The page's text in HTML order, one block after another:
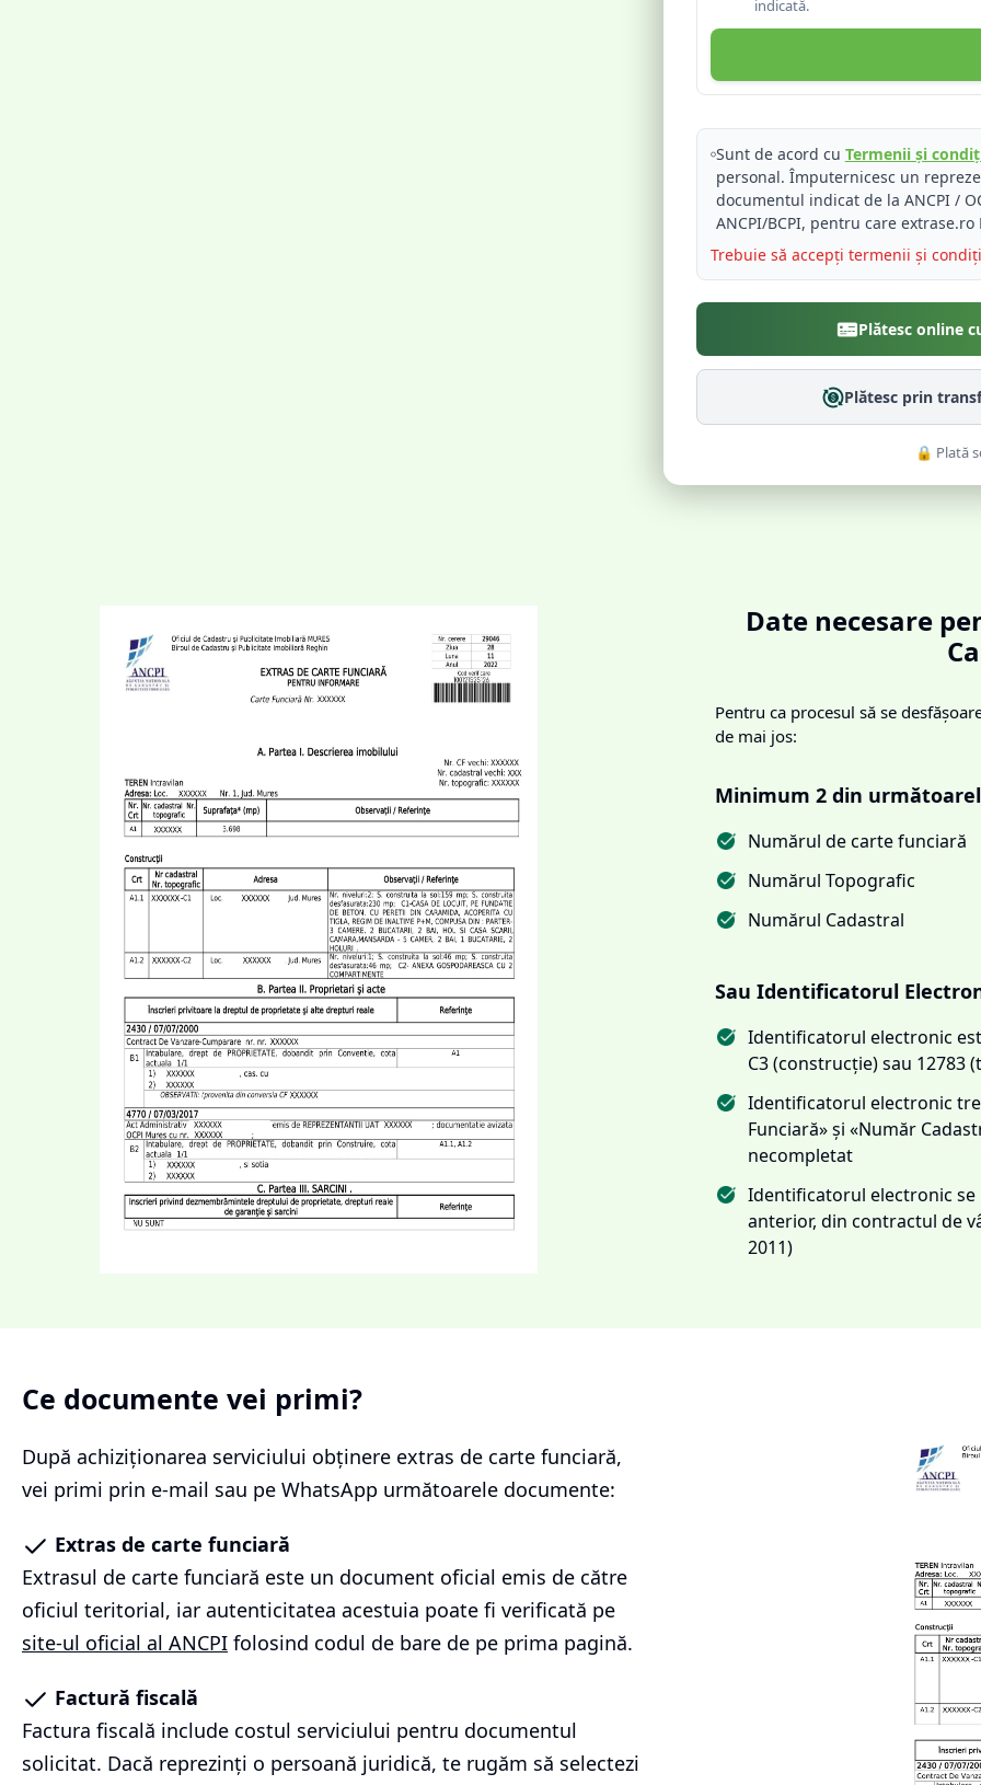
indicată.
Sunt de acord cu Termenii și
personal. Împuternicesc un
documentul indicat de la ANCPI /
ANCPI/BCPI, pentru care
Trebuie să accepți termenii și
Plătesc online
Plătesc prin
🔒 Plată
Date necesare
Pentru ca procesul să se
de mai jos:
Minimum 2 din
Numărul de carte funciară
Numărul Topografic
Numărul Cadastral
Sau Identificatorul
Identificatorul electronic
C3 (construcție) sau 12783
Identificatorul electronic
Funciară» și «Număr
necompletat
Identificatorul electronic
anterior, din contractul de
2011)
Ce documente vei primi?
După achiziționarea serviciului obținere extras de carte funciară,
vei primi prin e-mail sau pe WhatsApp următoarele documente:
Extras de carte funciară
Extrasul de carte funciară este un document oficial emis de către
oficiul teritorial, iar autenticitatea acestuia poate fi verificată pe
site-ul oficial al ANCPI folosind codul de bare de pe prima pagină.
Factură fiscală
Factura fiscală include costul serviciului pentru documentul
solicitat. Dacă reprezinți o persoană juridică, te rugăm să selectezi